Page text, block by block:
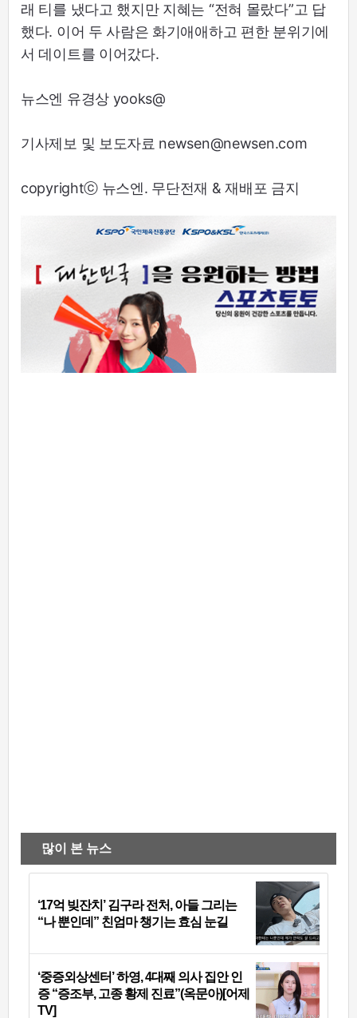
래 티를 냈다고 했지만 지혜는 “전혀 몰랐다”고 답
했다. 이어 두 사람은 화기애애하고 편한 분위기에
서 데이트를 이어갔다.
뉴스엔 유경상 yooks@
기사제보 및 보도자료 newsen@newsen.com
copyrightⓒ 뉴스엔. 무단전재 & 재배포 금지
많이 본 뉴스
‘17억 빚잔치’ 김구라 전처, 아들 그리는
“나 뿐인데” 친엄마 챙기는 효심 눈길
‘중증외상센터’ 하영, 4대째 의사 집안 인
증 “증조부, 고종 황제 진료”(옥문아)[어제
TV]